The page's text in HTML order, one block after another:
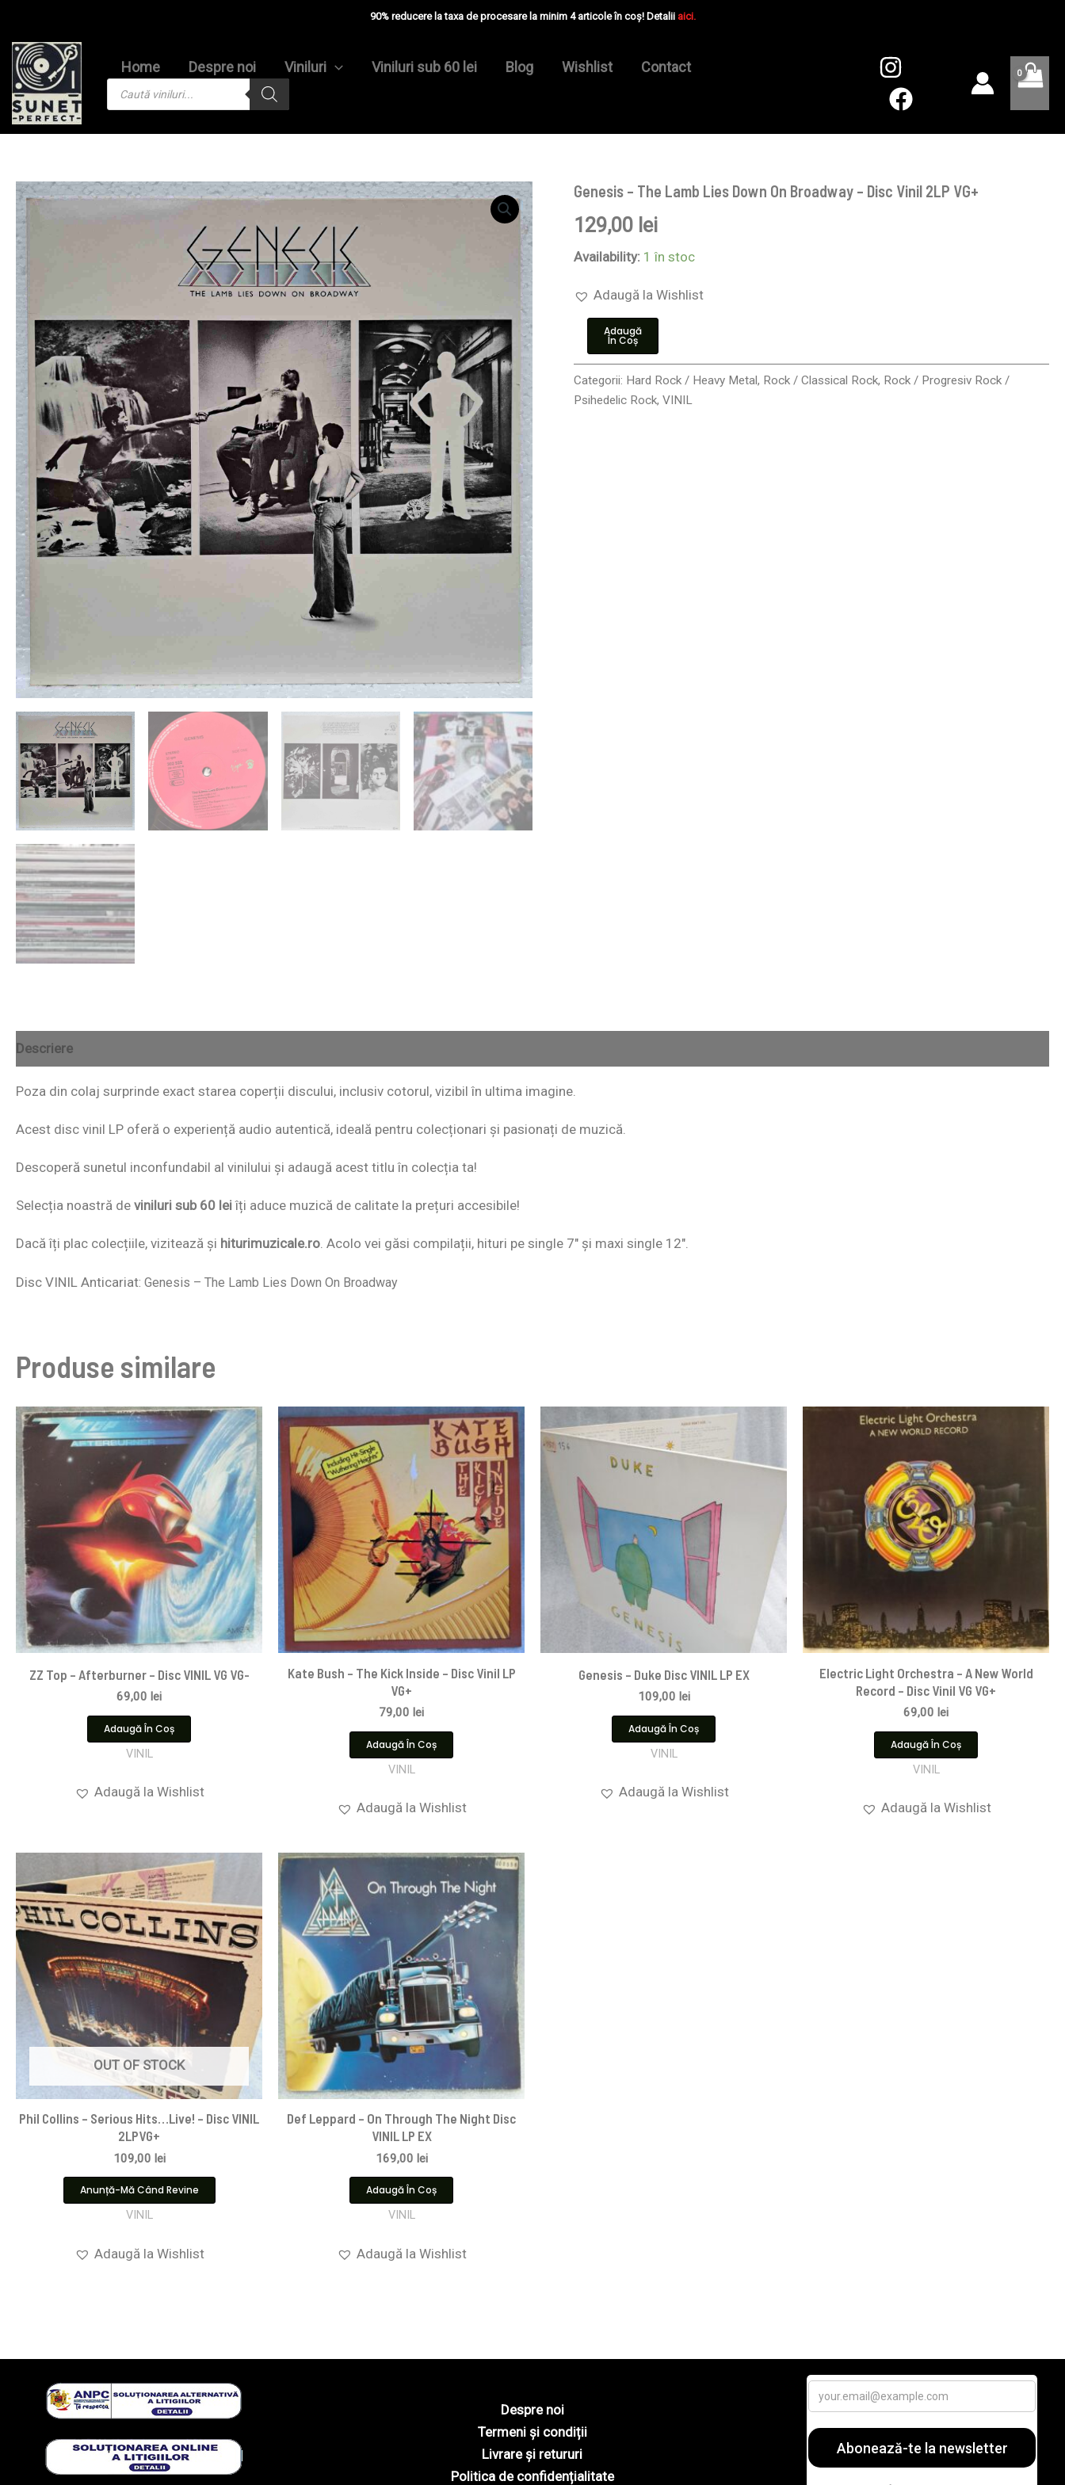
content
90% reducere la taxa de procesare la minim 4 articole în coș! Detalii aici.
Home Despre noi Viniluri Viniluri sub 60 lei Blog Wishlist Contact
search
Genesis – The Lamb Lies Down On Broadway – Disc Vinil 2LP VG+
129,00 lei
Availability: 1 în stoc
Adaugă la Wishlist
Cantitate
–
The
Lamb
On
Broadway
Vinil
2LP
VG+
Adaugă
În Coș
Categorii: Hard Rock / Heavy Metal, Rock / Classical Rock, Rock / Progresiv Rock /
Psihedelic Rock,VINIL
Descriere
Poza din colaj surprinde exact starea coperții discului, inclusiv cotorul, vizibil în ultima imagine.
Acest disc vinil LP oferă o experiență audio autentică, ideală pentru colecționari și pasionați de muzică.
Descoperă sunetul inconfundabil al vinilului și adaugă acest titlu în colecția ta!
Selecția noastră de viniluri sub 60 leiîți aduce muzică de calitate la prețuri accesibile!
Dacă îți plac colecțiile, vizitează și hiturimuzicale.ro. Acolo vei găsi compilații, hituri pe single 7″ și maxi single 12″.
Disc VINIL Anticariat: Genesis – The Lamb Lies Down On Broadway
Produse similare
ZZ Top – Afterburner – Disc VINIL VG VG-
69,00 lei
Adaugă În Coș
VINIL
Adaugă la Wishlist
Kate Bush – The Kick Inside – Disc Vinil LP
VG+
79,00 lei
Adaugă În Coș
VINIL
Adaugă la Wishlist
Genesis – Duke Disc VINIL LP EX
109,00 lei
Adaugă În Coș
VINIL
Adaugă la Wishlist
Electric Light Orchestra – A New World
Record – Disc Vinil VG VG+
69,00 lei
Adaugă În Coș
VINIL
Adaugă la Wishlist
OUT OF STOCK
Phil Collins – Serious Hits…Live! – Disc VINIL
2LPVG+
109,00 lei
Anunță-Mă Când Revine
VINIL
Adaugă la Wishlist
Def Leppard – On Through The Night Disc
VINIL LP EX
169,00 lei
Adaugă În Coș
VINIL
Adaugă la Wishlist
Despre noi
Termeni și condiții
Livrare și retururi
Politica de confidențialitate
Broadway
Disc
Vinil